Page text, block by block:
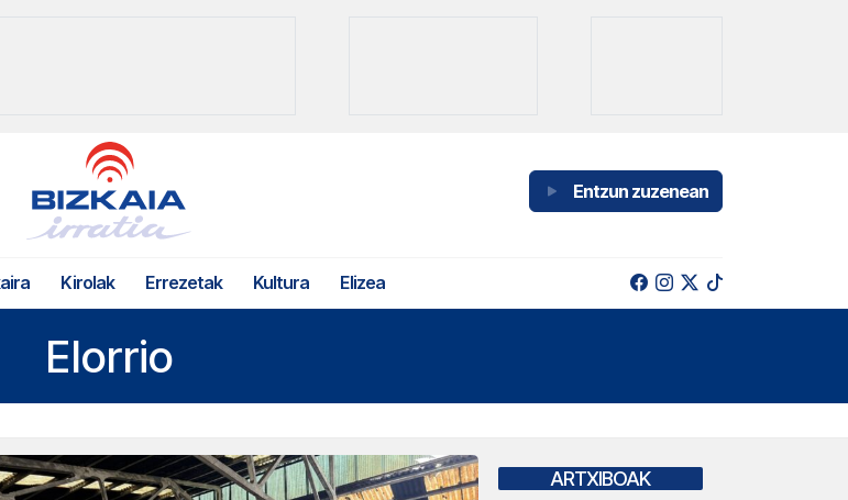
Entzun zuzenean
Kirolak Errezetak Kultura Elizea
Elorrio
ARTXIBOAK